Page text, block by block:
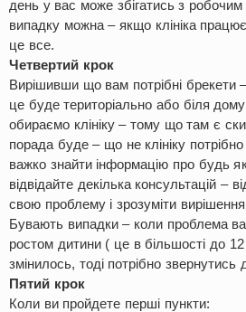
день у вас може збігатись з робочим
випадку можна – якщо клініка
це все.
Четвертий крок
Вирішивши що вам потрібні брекети
це буде територіально або біля
обираємо клініку – тому що там є
порада буде – що не клініку
важко знайти інформацію про будь
відвідайте декілька консультацій –
свою проблему і зрозуміти
Бувають випадки – коли проблема
ростом дитини ( це в більшості до
змінилось, тоді потрібно звернутись
Пятий крок
Коли ви пройдете перші пункти: